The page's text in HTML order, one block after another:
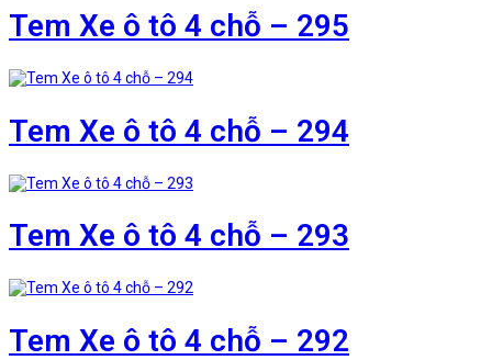
Tem Xe ô tô 4 chỗ – 295
Tem Xe ô tô 4 chỗ – 294
Tem Xe ô tô 4 chỗ – 293
Tem Xe ô tô 4 chỗ – 292